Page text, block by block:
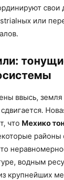
свои
или
ввысь,
что Мехико
районы
водным
крупнейших